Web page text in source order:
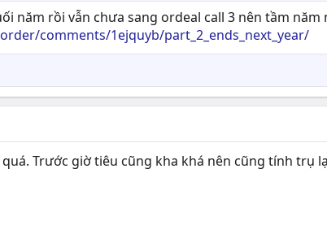
năm rồi vẫn chưa sang ordeal call 3 nên tầm
comments/1ejquyb/part_2_ends_next_year/
Trước giờ tiêu cũng kha khá nên cũng tính trụ